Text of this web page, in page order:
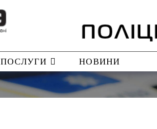
ПОСЛУГИ НОВИНИ